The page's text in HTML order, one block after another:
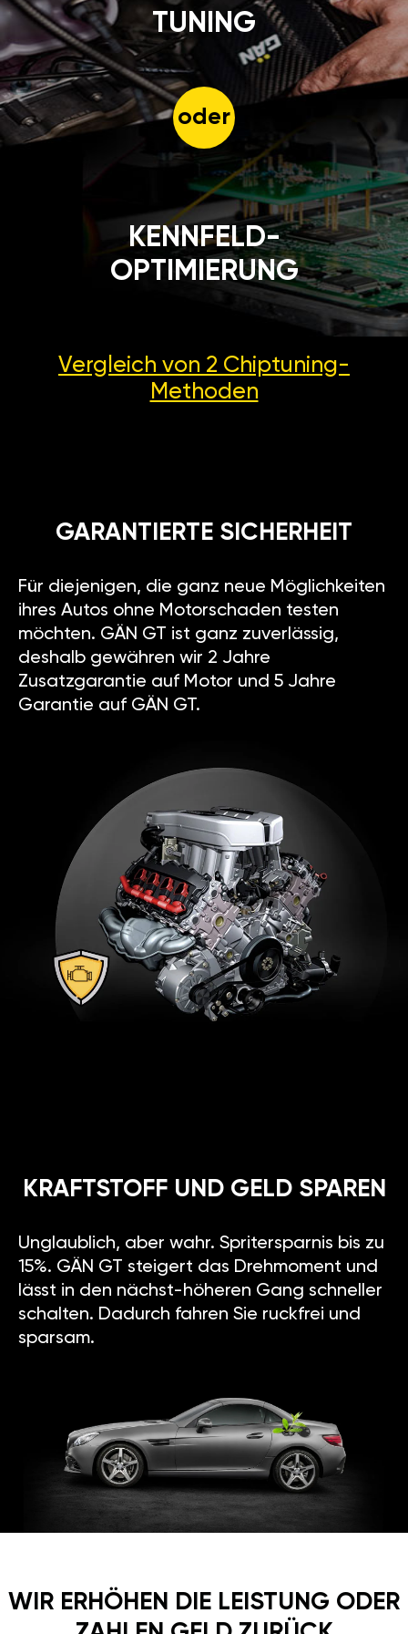
TUNING
oder
KENNFELD-
OPTIMIERUNG
Vergleich von 2 Chiptuning-
Methoden
GARANTIERTE SICHERHEIT
Für diejenigen, die ganz neue Möglichkeiten
ihres Autos ohne Motorschaden testen
möchten. GÄN GT ist ganz zuverlässig,
deshalb gewähren wir 2 Jahre
Zusatzgarantie auf Motor und 5 Jahre
Garantie auf GÄN GT.
KRAFTSTOFF UND GELD SPAREN
Unglaublich, aber wahr. Spritersparnis bis zu
15%. GÄN GT steigert das Drehmoment und
lässt in den nächst-höheren Gang schneller
schalten. Dadurch fahren Sie ruckfrei und
sparsam.
WIR ERHÖHEN DIE LEISTUNG ODER